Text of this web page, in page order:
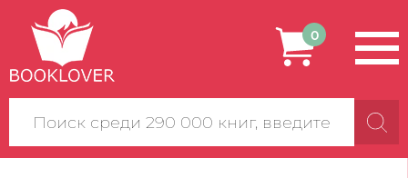
Поиск
по
сайту
0